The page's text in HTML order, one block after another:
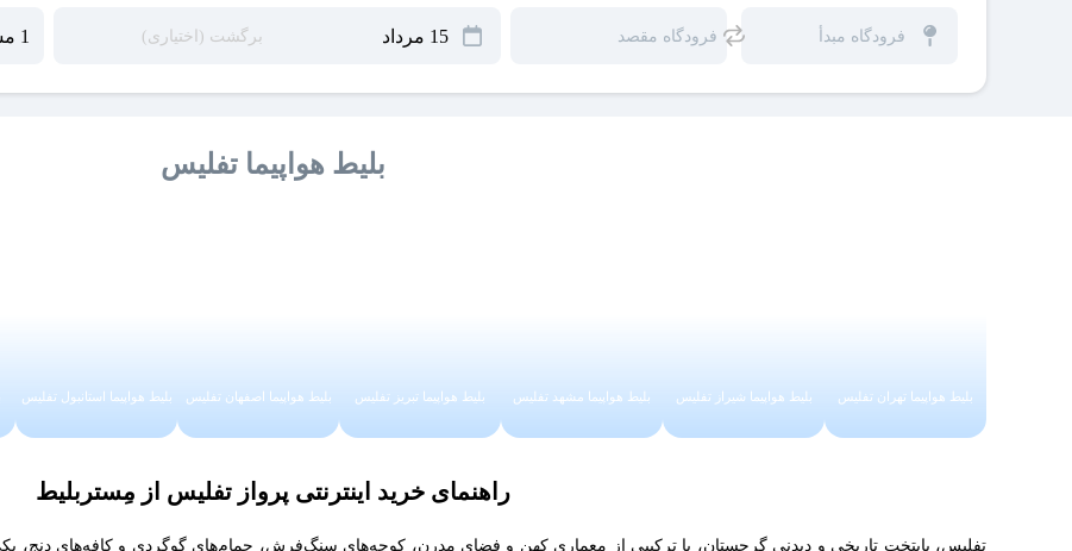
بلیط هواپیما تفلیس
بلیط هواپیما تهران تفلیس بلیط هواپیما شیراز تفلیس بلیط هواپیما مشهد تفلیس بلیط هواپیما تبریز تفلیس بلیط هواپیما اصفهان تفلیس بلیط هواپیما استانبول تفلیس
راهنمای خرید اینترنتی پرواز تفلیس از مِستربلیط
تفلیس، پایتخت تاریخی و دیدنی گرجستان، با ترکیبی از معماری کهن و فضای مدرن، کوچه‌های سنگ‌فرش، حمام‌های گوگردی و کافه‌های